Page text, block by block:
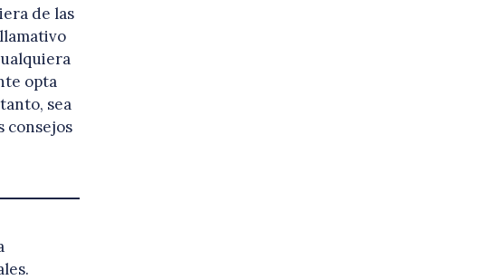
de las
opta
sea
consejos